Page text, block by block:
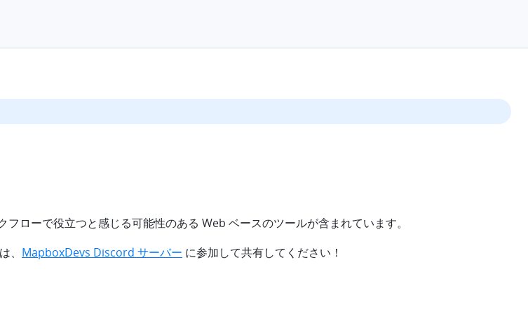
ローで役立つと感じる可能性のある Web ベースのツールが含まれています。
、 MapboxDevs Discord サーバー に参加して共有してください！